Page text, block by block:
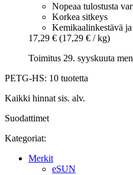
Nopeaa tulostusta
Korkea sitkeys
Kemikaalinkestävä
17,29 € (17,29 € / kg)
Toimitus 29. syyskuuta
PETG-HS: 10 tuotetta
Kaikki hinnat sis. alv.
Suodattimet
Kategoriat:
Merkit
eSUN